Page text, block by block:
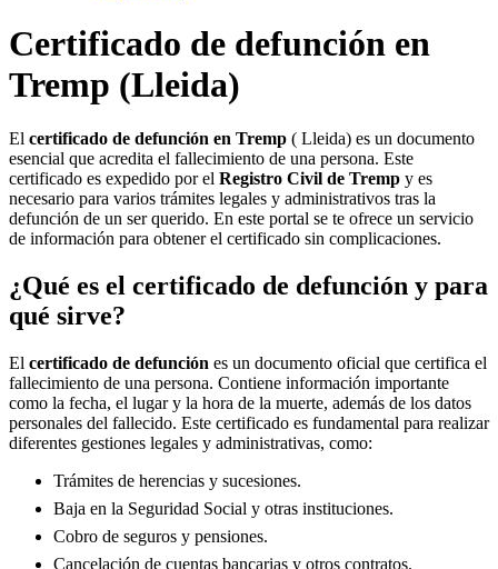
Certificado de defunción en
Tremp (Lleida)
El certificado de defunción en Tremp ( Lleida) es un documento
esencial que acredita el fallecimiento de una persona. Este
certificado es expedido por el Registro Civil de Tremp y es
necesario para varios trámites legales y administrativos tras la
defunción de un ser querido. En este portal se te ofrece un servicio
de información para obtener el certificado sin complicaciones.
¿Qué es el certificado de defunción y para
qué sirve?
El certificado de defunción es un documento oficial que certifica el
fallecimiento de una persona. Contiene información importante
como la fecha, el lugar y la hora de la muerte, además de los datos
personales del fallecido. Este certificado es fundamental para realizar
diferentes gestiones legales y administrativas, como:
Trámites de herencias y sucesiones.
Baja en la Seguridad Social y otras instituciones.
Cobro de seguros y pensiones.
Cancelación de cuentas bancarias y otros contratos.